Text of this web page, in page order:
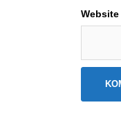
Website